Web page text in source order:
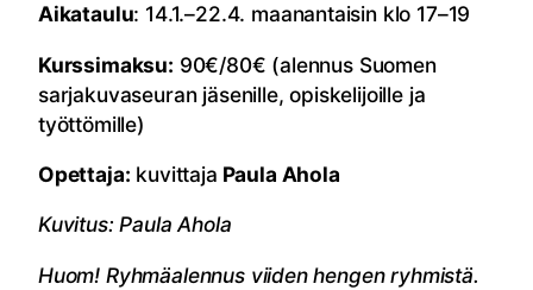
Aikataulu: 14.1.–22.4. maanantaisin klo 17–19
Kurssimaksu: 90€/80€ (alennus Suomen
sarjakuvaseuran jäsenille, opiskelijoille ja
työttömille)
Opettaja: kuvittaja Paula Ahola
Kuvitus: Paula Ahola
Huom! Ryhmäalennus viiden hengen ryhmistä.